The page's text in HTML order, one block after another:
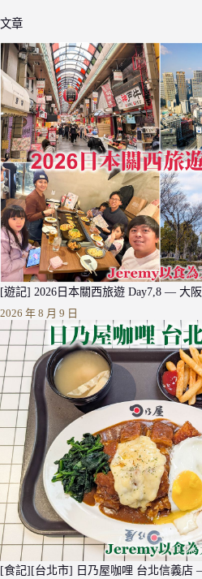
文章
[遊記] 2026日本關西旅遊 Day7,8 — 大
2026 年 8 月 9 日
[食記][台北市] 日乃屋咖哩 台北信義店